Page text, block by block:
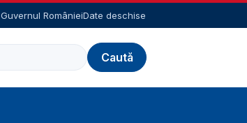
Guvernul RomânieiDate deschise